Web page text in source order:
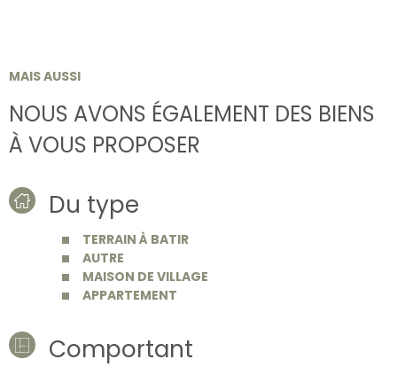
MAIS AUSSI
NOUS AVONS ÉGALEMENT DES BIENS
À VOUS PROPOSER
Du type
TERRAIN À BATIR
AUTRE
MAISON DE VILLAGE
APPARTEMENT
Comportant